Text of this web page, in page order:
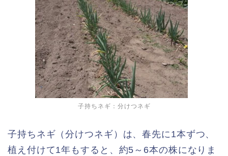
子持ちネギ：分けつネギ
子持ちネギ（分けつネギ）は、春先に1本ずつ、
植え付けて1年もすると、約5～6本の株になりま